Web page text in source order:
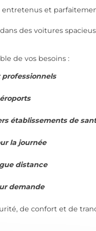
entretenus et
des voitures
de vos besoins :
établissements de
la journée
distance
demande
de confort et de